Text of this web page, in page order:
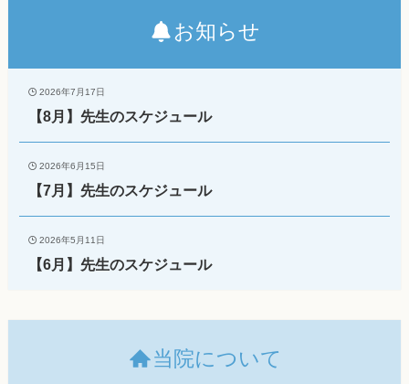
お知らせ
2026年7月17日
【8月】先生のスケジュール
2026年6月15日
【7月】先生のスケジュール
2026年5月11日
【6月】先生のスケジュール
当院について